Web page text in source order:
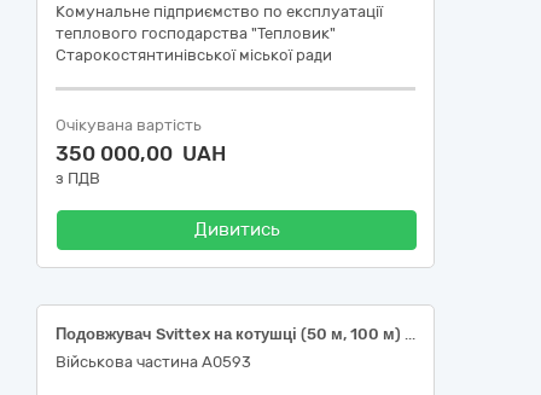
Комунальне підприємство по експлуатації
теплового господарства "Тепловик"
Старокостянтинівської міської ради
Очікувана вартість
350 000,00 UAH
з ПДВ
Дивитись
Подовжувач Svittex на котушці (50 м, 100 м) з термозахистом, 2х2,5 мм² або еквівалент
Військова частина А0593